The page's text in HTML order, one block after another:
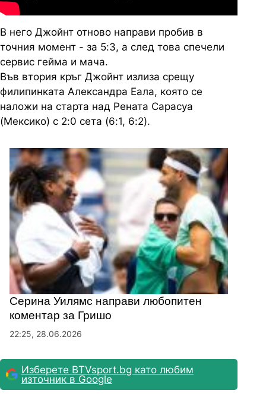
В него Джойнт отново направи пробив в
точния момент - за 5:3, а след това спечели
сервис гейма и мача.
Във втория кръг Джойнт излиза срещу
филипинката Александра Еала, която се
наложи на старта над Рената Сарасуа
(Мексико) с 2:0 сета (6:1, 6:2).
Серина Уилямс направи любопитен
коментар за Гришо
22:25, 28.06.2026
Изберете BTVsport.bg като любим
източник в Google